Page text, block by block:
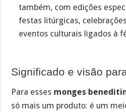
também, com edições
festas litúrgicas,
eventos culturais ligados à
Significado e visão
Para esses monges
só mais um produto: é um